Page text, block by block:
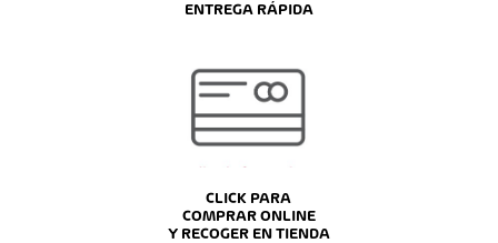
ENTREGA RÁPIDA
CLICK PARA
COMPRAR ONLINE
Y RECOGER EN TIENDA